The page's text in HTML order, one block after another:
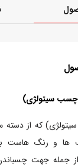
سیتولژی)
که از دسته
ها و رنگ هاست
از جمله جهت